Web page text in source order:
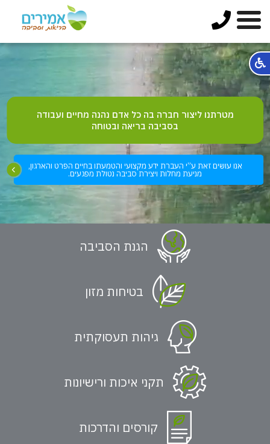
מטרתנו ליצור חברה בה כל אדם נהנה מחיים ועבודה
בסביבה בריאה ובטוחה
אנו עושים זאת ע”י העברת ידע מקצועי והטמעתו בחיים הפרט והארגון,
מניעת מחלות ויצירת סביבה נטולת מפגעים.
הגנת הסביבה
בטיחות מזון
גיהות תעסוקתית
תקני איכות ורישיונות
קורסים והדרכות